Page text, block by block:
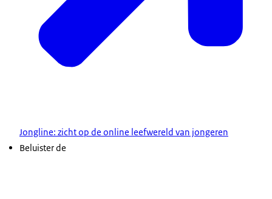
Jongline: zicht op de online leefwereld van jongeren
Beluister de